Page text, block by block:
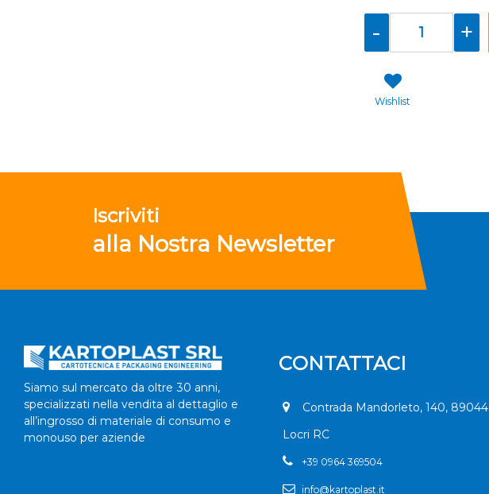
Wishlist
Iscriviti
alla Nostra Newsletter
Siamo sul mercato da oltre 30 anni,
specializzati nella vendita al dettaglio e
all’ingrosso di materiale di consumo e
monouso per aziende
CONTATTACI
Contrada Mandorleto, 140, 89044
Locri RC
+39 0964 369504
info@kartoplast.it